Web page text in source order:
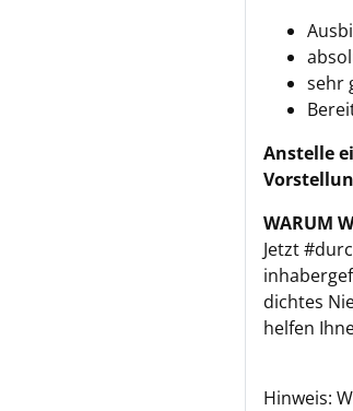
sehr
Anstelle
WARUM
Jetzt
dichtes
helfen
Hinweis: